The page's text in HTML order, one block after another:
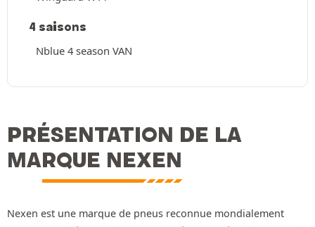
4 saisons
Nblue 4 season VAN
PRÉSENTATION DE LA
MARQUE NEXEN
Nexen est une marque de pneus reconnue mondialement